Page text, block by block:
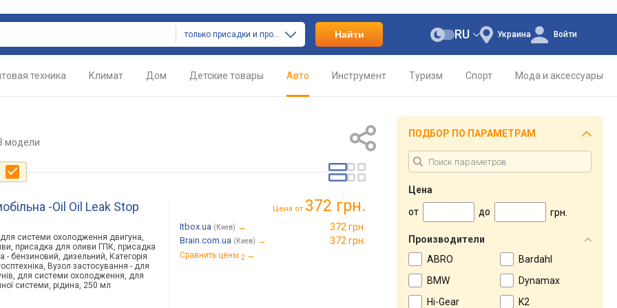
только присадки и промывки Найти Украина
RU Войти
техника Климат Дом Детские товары Авто Инструмент Туризм Спорт Мода и аксессуары
модели
-Oil Oil Leak Stop
системи охолодження двигуна,
присадка для оливи ГПК, присадка
- бензиновий, дизельний, Категорія
Вузол застосування - для
для системи охолодження, для
системи, рідина, 250 мл
Цена от 372 грн.
Itbox.ua (Киев) → 372 грн.
Brain.com.ua (Киев) → 372 грн.
Сравнить цены 2 →
ПОДБОР ПО ПАРАМЕТРАМ
Цена
от
до грн.
Производители
ABRO
Bardahl
BMW
Dynamax
Hi-Gear
K2